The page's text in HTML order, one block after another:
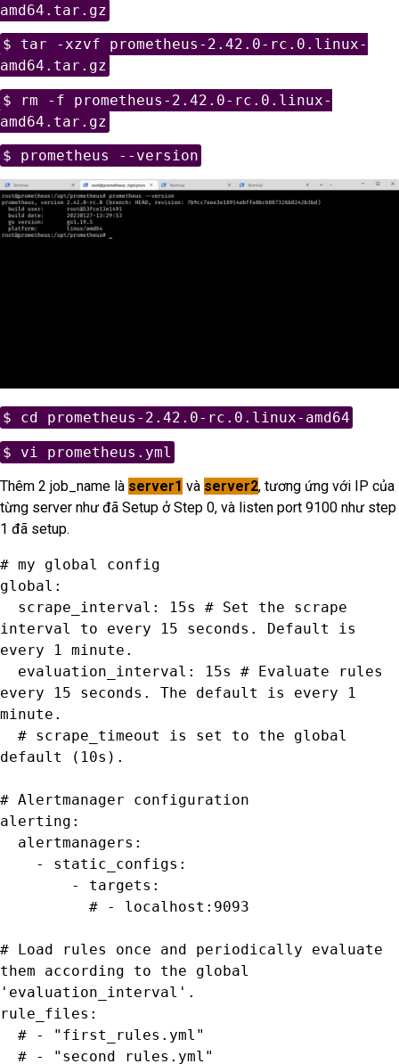
amd64.tar.gz
$ tar -xzvf prometheus-2.42.0-rc.0.linux-
amd64.tar.gz
$ rm -f prometheus-2.42.0-rc.0.linux-
amd64.tar.gz
$ prometheus --version
$ cd prometheus-2.42.0-rc.0.linux-amd64
$ vi prometheus.yml
Thêm 2 job_name là server1 và server2, tương ứng với IP của
từng server như đã Setup ở Step 0, và listen port 9100 như step
1 đã setup.
# my global config
global:
interval to every 15 seconds. Default is
every 1 minute.
every 15 seconds. The default is every 1
minute.
default (10s).
# Alertmanager configuration
alerting:
# Load rules once and periodically evaluate
them according to the global
'evaluation_interval'.
rule_files: